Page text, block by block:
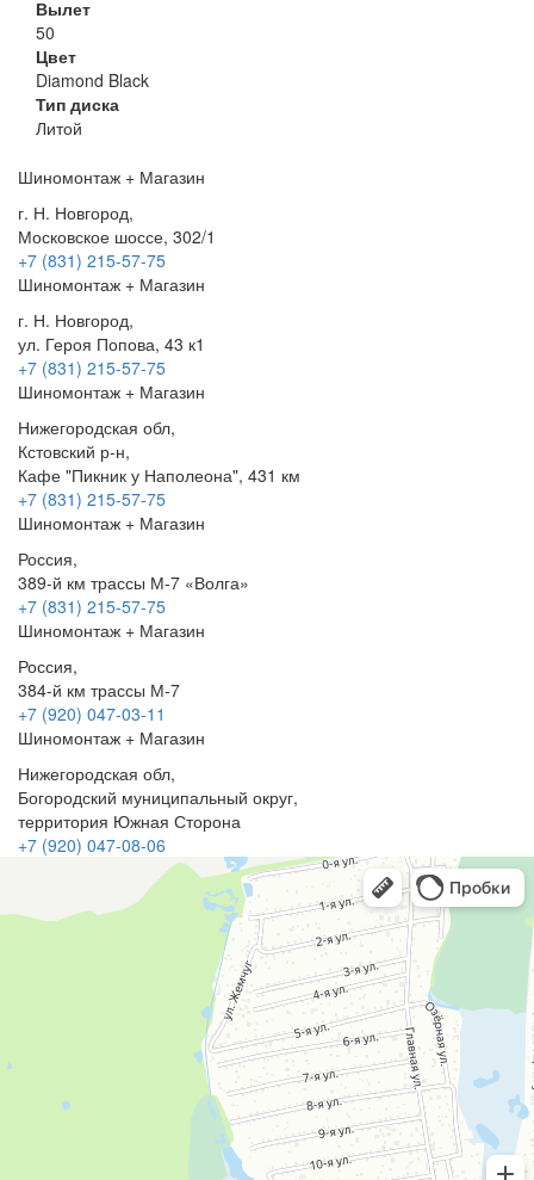
Вылет
50
Цвет
Diamond Black
Тип диска
Литой
Шиномонтаж + Магазин
г. Н. Новгород,
Московское шоссе, 302/1
+7 (831) 215-57-75
Шиномонтаж + Магазин
г. Н. Новгород,
ул. Героя Попова, 43 к1
+7 (831) 215-57-75
Шиномонтаж + Магазин
Нижегородская обл,
Кстовский р-н,
Кафе "Пикник у Наполеона", 431 км
+7 (831) 215-57-75
Шиномонтаж + Магазин
Россия,
389-й км трассы М-7 «Волга»
+7 (831) 215-57-75
Шиномонтаж + Магазин
Россия,
384-й км трассы М-7
+7 (920) 047-03-11
Шиномонтаж + Магазин
Нижегородская обл,
Богородский муниципальный округ,
территория Южная Сторона
+7 (920) 047-08-06